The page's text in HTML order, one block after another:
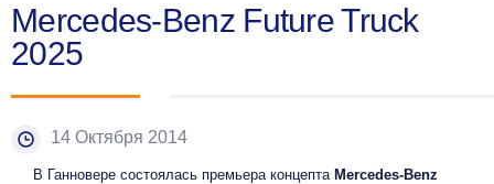
Mercedes-Benz Future Truck
2025
14 Октября 2014
В Ганновере cостоялась премьера концепта Mercedes-Benz